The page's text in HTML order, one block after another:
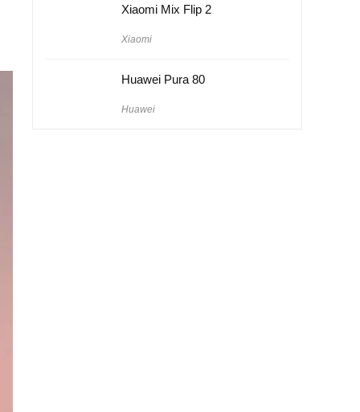
Xiaomi Mix Flip 2
Xiaomi
Huawei Pura 80
Huawei